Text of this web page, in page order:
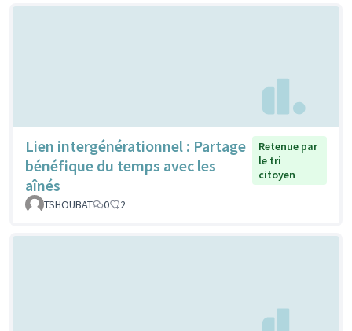
Lien intergénérationnel : Partage
bénéfique du temps avec les
aînés
Retenue par
le tri
citoyen
TSHOUBAT 0 2